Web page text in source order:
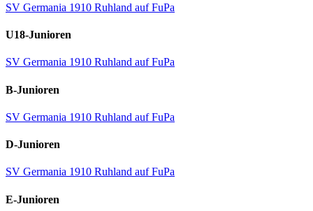
SV Germania 1910 Ruhland auf FuPa
U18-Junioren
SV Germania 1910 Ruhland auf FuPa
B-Junioren
SV Germania 1910 Ruhland auf FuPa
D-Junioren
SV Germania 1910 Ruhland auf FuPa
E-Junioren